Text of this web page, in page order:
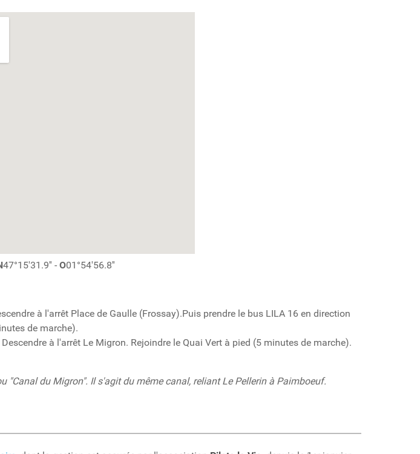
47°15'31.9'' - O01°54'56.8''
à l'arrêt Place de Gaulle (Frossay).Puis prendre le bus LILA 16 en direction
de marche).
à l'arrêt Le Migron. Rejoindre le Quai Vert à pied (5 minutes de marche).
"Canal du Migron". Il s'agit du même canal, reliant Le Pellerin à Paimboeuf.